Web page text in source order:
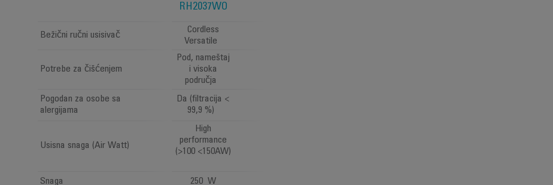
RH2037WO
Bežični ručni usisivač
Cordless
Versatile
Potrebe za čišćenjem
Pod, nameštaj
i visoka
područja
Pogodan za osobe sa
alergijama
Da (filtracija <
99,9 %)
Usisna snaga (Air Watt)
High
performance
(>100 <150AW)
Snaga
250 W